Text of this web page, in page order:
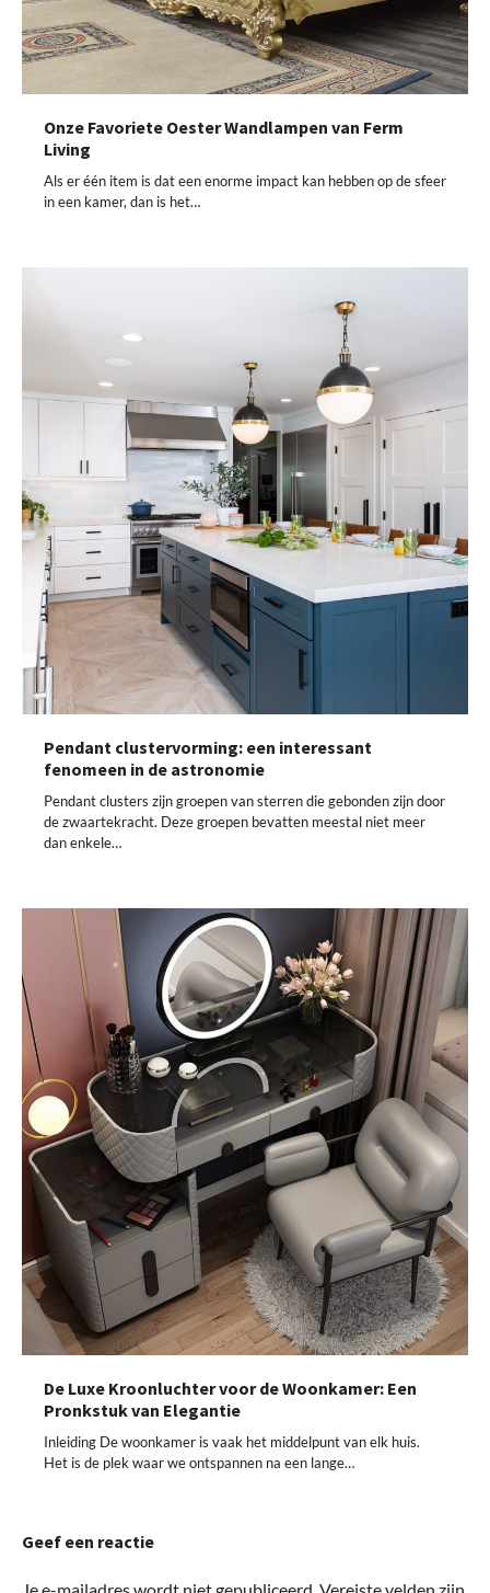
Onze Favoriete Oester Wandlampen van Ferm
Living
Als er één item is dat een enorme impact kan hebben op de sfeer
in een kamer, dan is het…
Pendant clustervorming: een interessant
fenomeen in de astronomie
Pendant clusters zijn groepen van sterren die gebonden zijn door
de zwaartekracht. Deze groepen bevatten meestal niet meer
dan enkele…
De Luxe Kroonluchter voor de Woonkamer: Een
Pronkstuk van Elegantie
Inleiding De woonkamer is vaak het middelpunt van elk huis.
Het is de plek waar we ontspannen na een lange…
Geef een reactie